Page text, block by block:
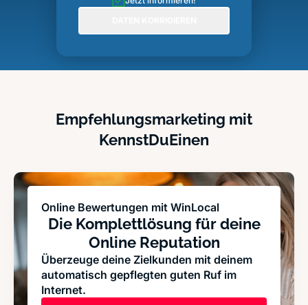
Empfehlungsmarketing mit
KennstDuEinen
Online Bewertungen mit WinLocal
Die Komplettlösung für deine
Online Reputation
Überzeuge deine Zielkunden mit deinem
automatisch gepflegten guten Ruf im
Internet.